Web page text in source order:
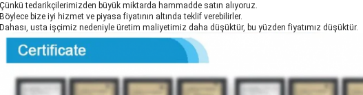
Çünkü tedarikçilerimizden büyük miktarda hammadde satın alıyoruz.
Böylece bize iyi hizmet ve piyasa fiyatının altında teklif verebilirler.
Dahası, usta işçimiz nedeniyle üretim maliyetimiz daha düşüktür, bu yüzden fiyatımız düşüktür.